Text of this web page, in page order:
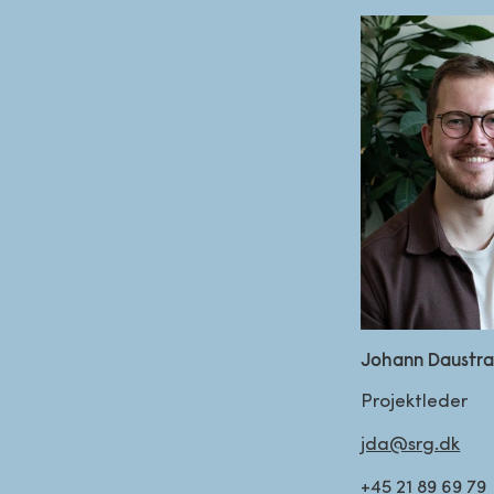
Johann
Projektleder
jda@srg.dk
+45 21 89 69 79